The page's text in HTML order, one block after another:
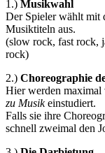
1.) Musikwahl
Der Spieler wählt mit
Musiktiteln aus.
(slow rock, fast rock,
rock)
2.) Choreographie
Hier werden maximal
zu Musikeinstudiert.
Falls sie ihre
schnell zweimal den